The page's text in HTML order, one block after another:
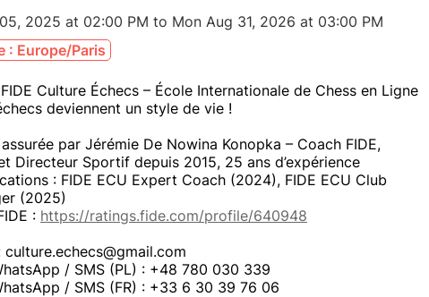
2025 at 02:00 PM to Mon Aug 31, 2026 at 03:00 PM
: Europe/Paris
Culture Échecs – École Internationale de Chess en Ligne
deviennent un style de vie !
par Jérémie De Nowina Konopka – Coach FIDE,
Directeur Sportif depuis 2015, 25 ans d’expérience
: FIDE ECU Expert Coach (2024), FIDE ECU Club
(2025)
: https://ratings.fide.com/profile/640948
culture.echecs@gmail.com
/ SMS (PL) : +48 780 030 339
/ SMS (FR) : +33 6 30 39 76 06